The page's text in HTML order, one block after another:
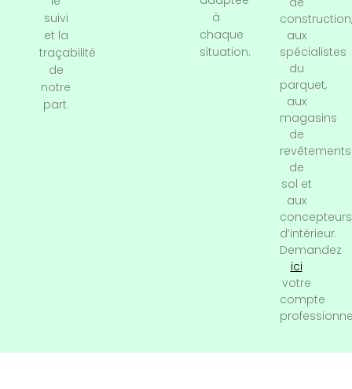
suivi
et la
traçabilité
de
notre
part.
à
chaque
situation.
construction,
aux
spécialistes
du
parquet,
aux
magasins
de
revêtements
de
sol et
aux
concepteurs
d’intérieur.
Demandez
ici
votre
compte